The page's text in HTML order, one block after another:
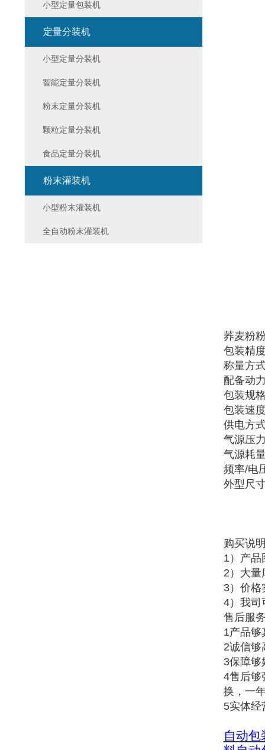
荞麦粉
包装精
称量方
配备动
包装规
包装速
供电方
气源压
气源耗
频率/电
外型尺
购买说
1）产品
2）大量
3）价格
4）我司
售后服
1产品够
2诚信够
3保障够
4售后够
换，一
5实体经
自动包
小型定量包装机
定量分装机
小型定量分装机
智能定量分装机
粉末定量分装机
颗粒定量分装机
食品定量分装机
粉末灌装机
小型粉末灌装机
全自动粉末灌装机